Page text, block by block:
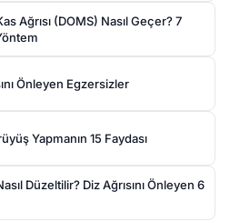
Ağrısı (DOMS) Nasıl Geçer? 7
Önleyen Egzersizler
Yapmanın 15 Faydası
Düzeltilir? Diz Ağrısını Önleyen 6